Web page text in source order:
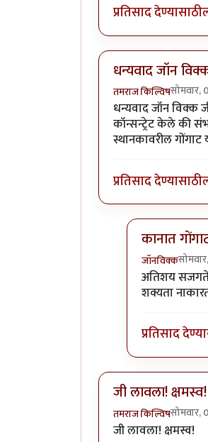
प्रतिसाद देण्यासाठी
धन्यवाद जॉन
तमराज किल्विषसोमवार,
धन्यवाद जॉन विक्क
कॉन्सन्ट्रेट केले की
स्थानकावरील गोंगाट
प्रतिसाद देण्यासाठी
कानात
जॉनविक्क
In reply to
अतिशय
शक्यता
प्रतिसाद
जी लावला! क्षमस्व!
तमराज किल्विषसोमवार,
जी लावला! क्षमस्व!